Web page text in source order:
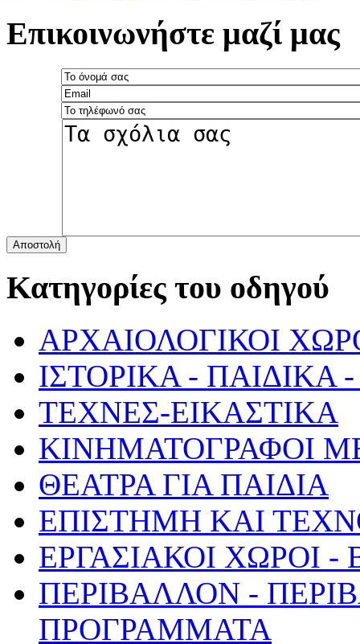
Επικοινωνήστε μαζί μας
Αποστολή
Κατηγορίες του οδηγού
ΑΡΧΑΙΟΛΟΓΙΚΟΙ
ΙΣΤΟΡΙΚΑ -
ΤΕΧΝΕΣ-ΕΙΚΑΣΤΙΚΑ
ΚΙΝΗΜΑΤΟΓΡΑΦΟΙ
ΘΕΑΤΡΑ ΓΙΑ ΠΑΙΔΙΑ
ΕΠΙΣΤΗΜΗ ΚΑΙ
ΕΡΓΑΣΙΑΚΟΙ ΧΩΡΟΙ
ΠΕΡΙΒΑΛΛΟΝ -
ΠΡΟΓΡΑΜΜΑΤΑ